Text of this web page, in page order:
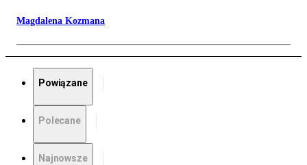
Magdalena Kozmana
Powiązane
Polecane
Najnowsze